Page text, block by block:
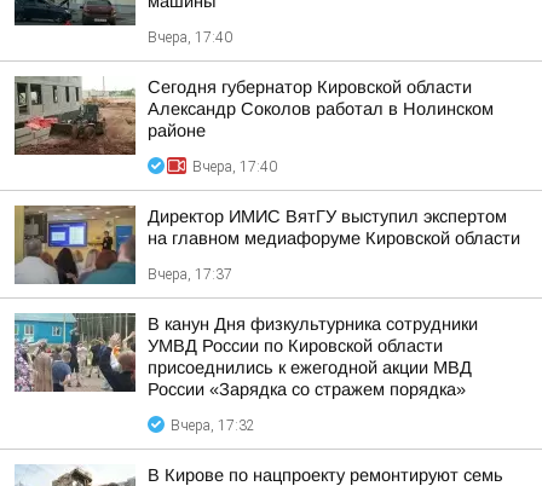
Вчера, 17:40
Сегодня губернатор Кировской области
Александр Соколов работал в Нолинском
районе
Вчера, 17:40
Директор ИМИС ВятГУ выступил экспертом
на главном медиафоруме Кировской области
Вчера, 17:37
В канун Дня физкультурника сотрудники
УМВД России по Кировской области
присоеднились к ежегодной акции МВД
России «Зарядка со стражем порядка»
Вчера, 17:32
В Кирове по нацпроекту ремонтируют семь